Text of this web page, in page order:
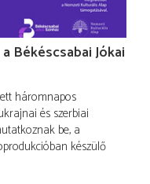
Békéscsabai Jókai
háromnapos
és szerbiai
be, a
készülő